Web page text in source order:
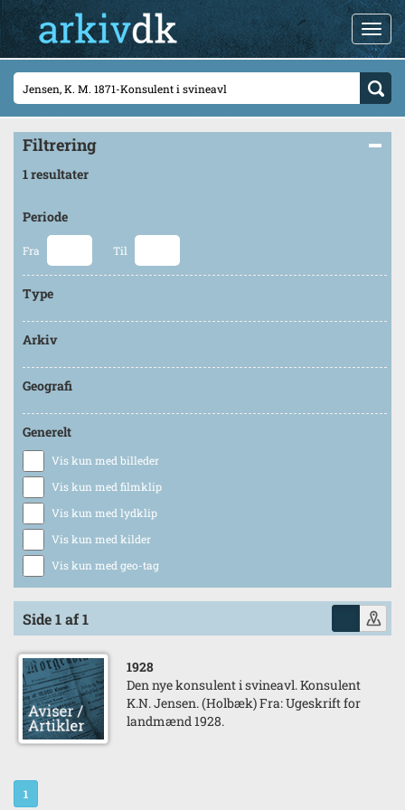
Filtrering
1 resultater
Periode
Fra Til
Type
Arkiv
Geografi
Generelt
Vis kun med billeder
Vis kun med filmklip
Vis kun med lydklip
Vis kun med kilder
Vis kun med geo-tag
Side 1 af 1
1928
Den nye konsulent i svineavl. Konsulent
K.N. Jensen. (Holbæk) Fra: Ugeskrift for
landmænd 1928.
1